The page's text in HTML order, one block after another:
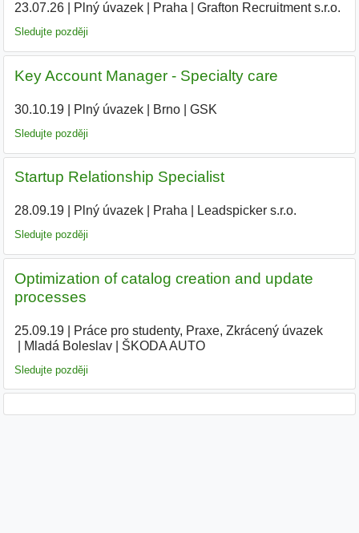
23.07.26| Plný úvazek| Praha Grafton Recruitment s.r.o.
Sledujte později
Key Account Manager - Specialty care
30.10.19| Plný úvazek| Brno| GSK
Sledujte později
Startup Relationship Specialist
28.09.19| Plný úvazek| Praha Leadspicker s.r.o.
Sledujte později
Optimization of catalog creation and update
processes
25.09.19| Práce pro studenty, Praxe, Zkrácený úvazek|
Mladá Boleslav| ŠKODA AUTO|
Sledujte později